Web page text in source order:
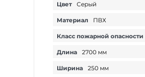
Цвет Серый
Материал ПВХ
Класс пожарной опасности
Длина 2700 мм
Ширина 250 мм